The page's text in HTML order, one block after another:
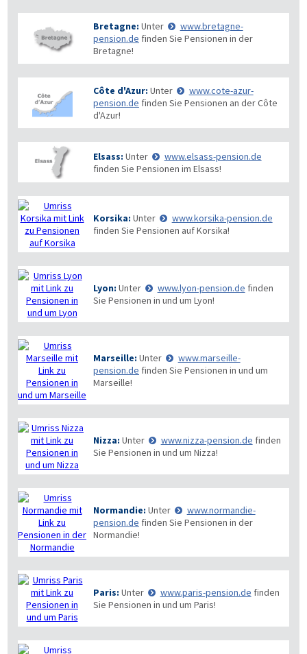
Bretagne: Unter
www.bretagne-
pension.de finden Sie Pensionen in der
Bretagne!
Côte d'Azur: Unter
www.cote-azur-
pension.de finden Sie Pensionen an der Côte
d'Azur!
Elsass: Unter
www.elsass-pension.de
finden Sie Pensionen im Elsass!
Korsika: Unter
www.korsika-pension.de
finden Sie Pensionen auf Korsika!
Lyon: Unter www.lyon-pension.de finden
Sie Pensionen in und um Lyon!
Marseille: Unter
www.marseille-
pension.de finden Sie Pensionen in und um
Marseille!
Nizza: Unter www.nizza-pension.de finden
Sie Pensionen in und um Nizza!
Normandie: Unter
www.normandie-
pension.de finden Sie Pensionen in der
Normandie!
Paris: Unter www.paris-pension.de finden
Sie Pensionen in und um Paris!